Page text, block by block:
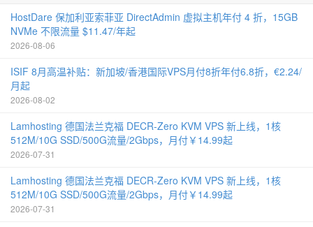
HostDare 保加利亚索菲亚 DirectAdmin 虚拟主机年付 4 折，15GB
NVMe 不限流量 $11.47/年起
2026-08-06
ISIF 8月高温补贴：新加坡/香港国际VPS月付8折年付6.8折，€2.24/
月起
2026-08-02
Lamhosting 德国法兰克福 DECR-Zero KVM VPS 新上线，1核
512M/10G SSD/500G流量/2Gbps，月付￥14.99起
2026-07-31
Lamhosting 德国法兰克福 DECR-Zero KVM VPS 新上线，1核
512M/10G SSD/500G流量/2Gbps，月付￥14.99起
2026-07-31